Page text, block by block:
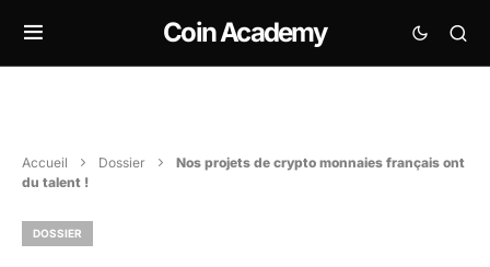
Coin Academy
Accueil Dossier
Nos projets de crypto monnaies français ont
du talent !
DOSSIER